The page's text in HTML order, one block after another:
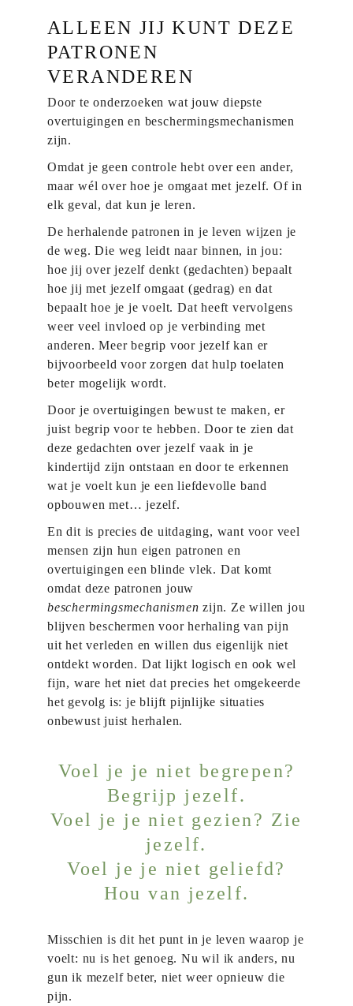
ALLEEN JIJ KUNT DEZE
PATRONEN
VERANDEREN
Door te onderzoeken wat jouw diepste
overtuigingen en beschermingsmechanismen
zijn.
Omdat je geen controle hebt over een ander,
maar wél over hoe je omgaat met jezelf. Of in
elk geval, dat kun je leren.
De herhalende patronen in je leven wijzen je
de weg. Die weg leidt naar binnen, in jou:
hoe jij over jezelf denkt (gedachten) bepaalt
hoe jij met jezelf omgaat (gedrag) en dat
bepaalt hoe je je voelt. Dat heeft vervolgens
weer veel invloed op je verbinding met
anderen. Meer begrip voor jezelf kan er
bijvoorbeeld voor zorgen dat hulp toelaten
beter mogelijk wordt.
Door je overtuigingen bewust te maken, er
juist begrip voor te hebben. Door te zien dat
deze gedachten over jezelf vaak in je
kindertijd zijn ontstaan en door te erkennen
wat je voelt kun je een liefdevolle band
opbouwen met… jezelf.
En dit is precies de uitdaging, want voor veel
mensen zijn hun eigen patronen en
overtuigingen een blinde vlek. Dat komt
omdat deze patronen jouw
beschermingsmechanismen zijn. Ze willen jou
blijven beschermen voor herhaling van pijn
uit het verleden en willen dus eigenlijk niet
ontdekt worden. Dat lijkt logisch en ook wel
fijn, ware het niet dat precies het omgekeerde
het gevolg is: je blijft pijnlijke situaties
onbewust juist herhalen.
Voel je je niet begrepen?
Begrijp jezelf.
Voel je je niet gezien? Zie
jezelf.
Voel je je niet geliefd?
Hou van jezelf.
Misschien is dit het punt in je leven waarop je
voelt: nu is het genoeg. Nu wil ik anders, nu
gun ik mezelf beter, niet weer opnieuw die
pijn.